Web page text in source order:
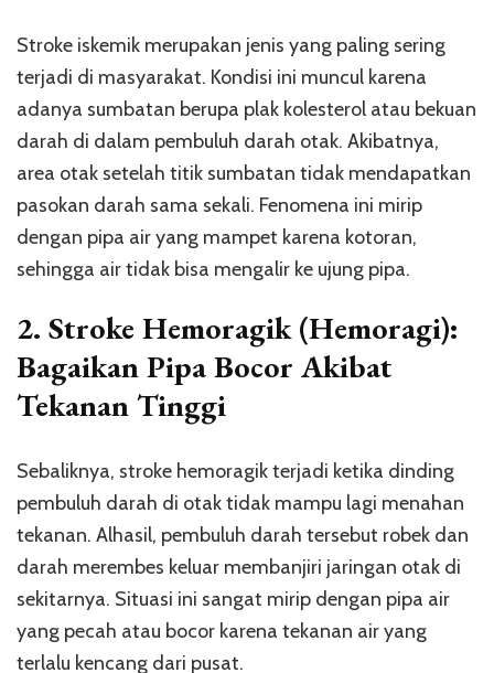
Stroke iskemik merupakan jenis yang paling sering
terjadi di masyarakat. Kondisi ini muncul karena
adanya sumbatan berupa plak kolesterol atau bekuan
darah di dalam pembuluh darah otak. Akibatnya,
area otak setelah titik sumbatan tidak mendapatkan
pasokan darah sama sekali. Fenomena ini mirip
dengan pipa air yang mampet karena kotoran,
sehingga air tidak bisa mengalir ke ujung pipa.
2. Stroke Hemoragik (Hemoragi):
Bagaikan Pipa Bocor Akibat
Tekanan Tinggi
Sebaliknya, stroke hemoragik terjadi ketika dinding
pembuluh darah di otak tidak mampu lagi menahan
tekanan. Alhasil, pembuluh darah tersebut robek dan
darah merembes keluar membanjiri jaringan otak di
sekitarnya. Situasi ini sangat mirip dengan pipa air
yang pecah atau bocor karena tekanan air yang
terlalu kencang dari pusat.